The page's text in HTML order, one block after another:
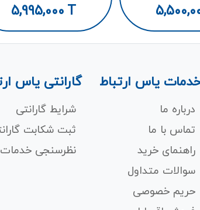
5,995,000 T
یاس ارتباط
درباره ما
تماس با ما
راهنمای خرید
سوالات متداول
حریم خصوصی
گارانتی یاس
شرایط گارانتی
ثبت شکابت‌
نظرسنجی خدمات